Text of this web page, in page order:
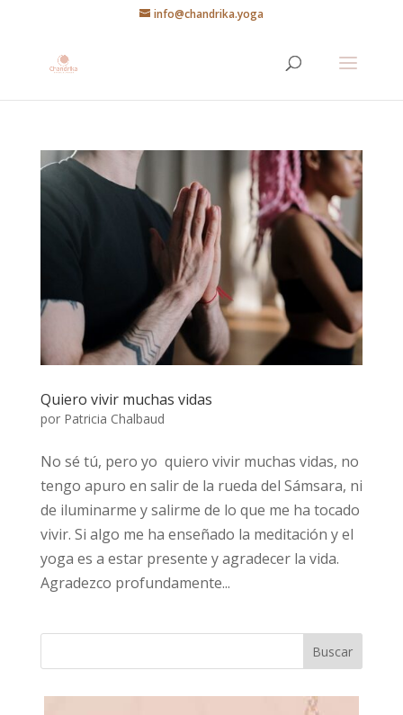
info@chandrika.yoga
Quiero vivir muchas vidas
por Patricia Chalbaud
No sé tú, pero yo quiero vivir muchas vidas, no
tengo apuro en salir de la rueda del Sámsara, ni
de iluminarme y salirme de lo que me ha tocado
vivir. Si algo me ha enseñado la meditación y el
yoga es a estar presente y agradecer la vida.
Agradezco profundamente...